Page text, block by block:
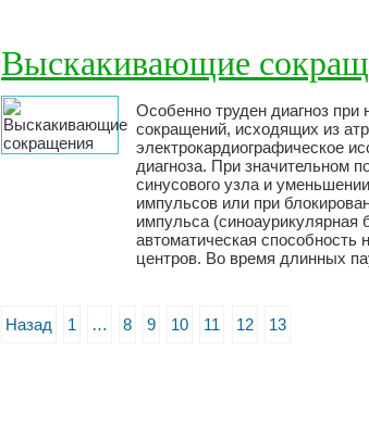
Выскакивающие
Особенно труден диагноз
сокращений, исходящих из
электрокардиографическое
диагноза. При значительном
синусового узла и
импульсов или при
импульса (синоаурикулярная
автоматическая способность
центров. Во время длинных
Назад 1 … 8 9 10 11 12 13